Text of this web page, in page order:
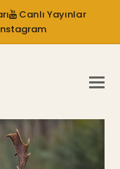
Canlı Yayınlar